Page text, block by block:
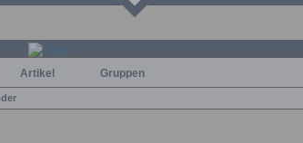
Artikel Gruppen